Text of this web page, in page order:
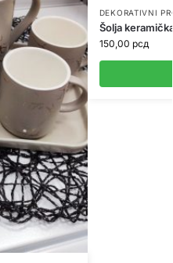
DEKORATIVNI
Šolja
150,00 рсд